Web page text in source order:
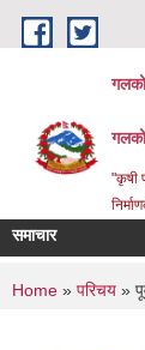
Skip to main content
"कृषी
समाचार
You are
Home » परिचय »